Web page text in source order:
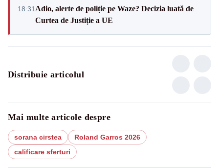
18:31 Adio, alerte de poliție pe Waze? Decizia luată de
Curtea de Justiție a UE
Distribuie articolul
Mai multe articole despre
sorana cirstea
Roland Garros 2026
calificare sferturi